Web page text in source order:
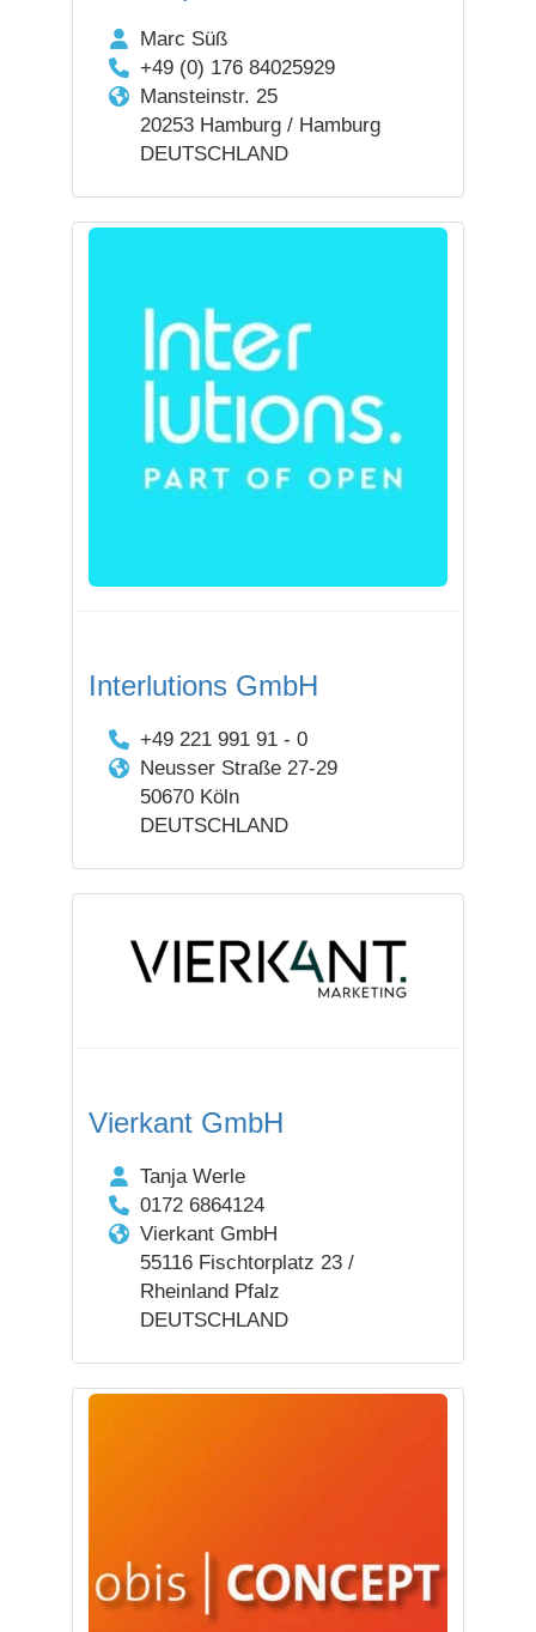
Marc Süß
+49 (0) 176 84025929
Mansteinstr. 25
20253 Hamburg / Hamburg
DEUTSCHLAND
Interlutions GmbH
+49 221 991 91 - 0
Neusser Straße 27-29
50670 Köln
DEUTSCHLAND
Vierkant GmbH
Tanja Werle
0172 6864124
Vierkant GmbH
55116 Fischtorplatz 23 /
Rheinland Pfalz
DEUTSCHLAND